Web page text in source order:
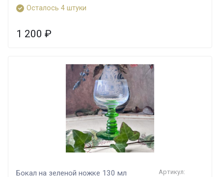
Осталось 4 штуки
1 200 ₽
Бокал на зеленой ножке 130 мл
Артикул: